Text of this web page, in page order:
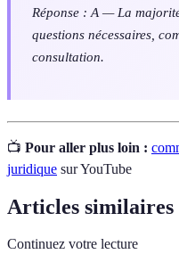
Réponse : A — La
questions nécessaires,
consultation.
📺 Pour aller plus loin :
juridique sur YouTube
Articles similaires
Continuez votre lecture